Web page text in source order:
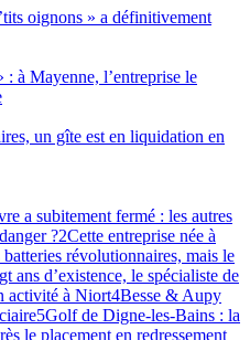
oignons » a définitivement
: à Mayenne, l’entreprise le
un gîte est en liquidation en
a subitement fermé : les autres
?2Cette entreprise née à
révolutionnaires, mais le
ans d’existence, le spécialiste de
activité à Niort4Besse & Aupy
5Golf de Digne-les-Bains : la
le placement en redressement